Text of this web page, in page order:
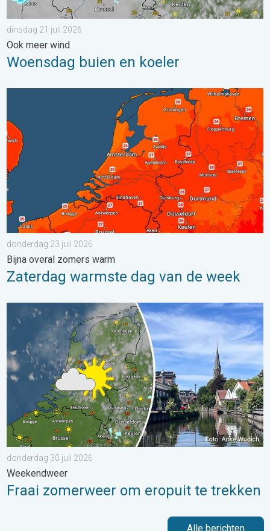
dinsdag 21 juli 2026
Ook meer wind
Woensdag buien en koeler
Zaterdag warmste dag van de week. Bijna overal zomers
donderdag 23 juli 2026
Bijna overal zomers warm
Zaterdag warmste dag van de week
Fraai zomerweer om eropuit te trekken. Weekendweer. . .
donderdag 30 juli 2026
Weekendweer
Fraai zomerweer om eropuit te trekken
Alle berichten